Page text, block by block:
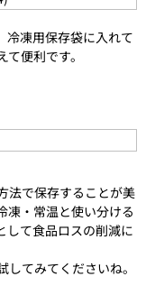
冷凍用保存袋に入れて
便利です。
法で保存することが美
凍・常温と使い分ける
して食品ロスの削減に
てみてくださいね。